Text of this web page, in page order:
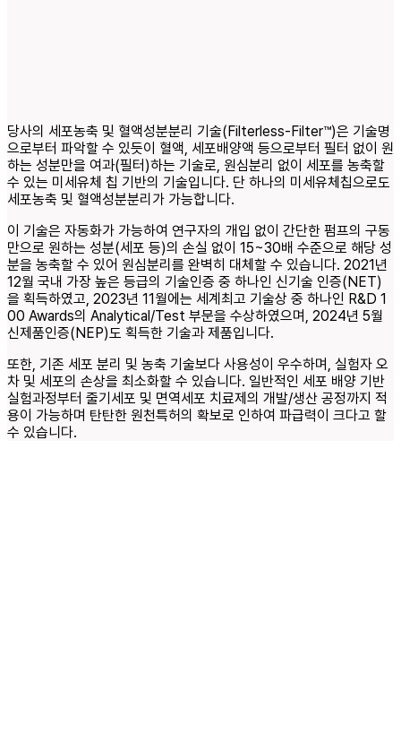
당사의 세포농축 및 혈액성분분리 기술(Filterless-Filter™)은 기술명
으로부터 파악할 수 있듯이 혈액, 세포배양액 등으로부터 필터 없이 원
하는 성분만을 여과(필터)하는 기술로, 원심분리 없이 세포를 농축할
수 있는 미세유체 칩 기반의 기술입니다. 단 하나의 미세유체칩으로도
세포농축 및 혈액성분분리가 가능합니다.
이 기술은 자동화가 가능하여 연구자의 개입 없이 간단한 펌프의 구동
만으로 원하는 성분(세포 등)의 손실 없이 15~30배 수준으로 해당 성
분을 농축할 수 있어 원심분리를 완벽히 대체할 수 있습니다. 2021년
12월 국내 가장 높은 등급의 기술인증 중 하나인 신기술 인증(NET)
을 획득하였고, 2023년 11월에는 세계최고 기술상 중 하나인 R&D 1
00 Awards의 Analytical/Test 부문을 수상하였으며, 2024년 5월
신제품인증(NEP)도 획득한 기술과 제품입니다.
또한, 기존 세포 분리 및 농축 기술보다 사용성이 우수하며, 실험자 오
차 및 세포의 손상을 최소화할 수 있습니다. 일반적인 세포 배양 기반
실험과정부터 줄기세포 및 면역세포 치료제의 개발/생산 공정까지 적
용이 가능하며 탄탄한 원천특허의 확보로 인하여 파급력이 크다고 할
수 있습니다.